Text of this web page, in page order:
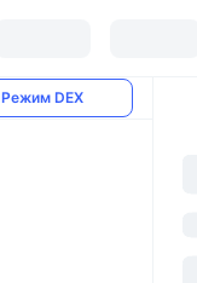
Режим DEX